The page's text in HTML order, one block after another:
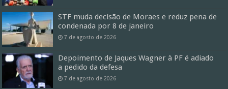
STF muda decisão de Moraes e reduz pena de
condenada por 8 de janeiro
7 de agosto de 2026
Depoimento de Jaques Wagner à PF é adiado
a pedido da defesa
7 de agosto de 2026